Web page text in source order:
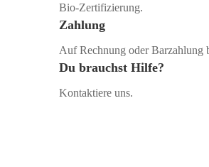
Bio‑Zertifizierung.
Zahlung
Auf Rechnung oder Barzahlung
Du brauchst Hilfe?
Kontaktiere uns.